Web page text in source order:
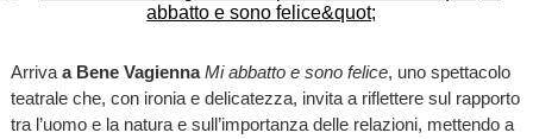
Arriva a Bene Vagienna Mi abbatto e sono felice, uno spettacolo
teatrale che, con ironia e delicatezza, invita a riflettere sul rapporto
tra l’uomo e la natura e sull’importanza delle relazioni, mettendo a